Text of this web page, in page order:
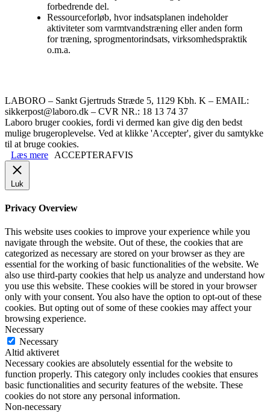
forbedrende del.
Ressourceforløb, hvor indsatsplanen indeholder
aktiviteter som varmtvandstræning eller anden form
for træning, sprogmentorindsats, virksomhedspraktik
o.m.a.
LABORO – Sankt Gjertruds Stræde 5, 1129 Kbh. K – EMAIL:
sikkerpost@laboro.dk – CVR NR.: 18 13 74 37
Laboro bruger cookies, fordi vi dermed kan give dig den bedst
mulige brugeroplevelse. Ved at klikke 'Accepter', giver du samtykke
til at bruge cookies.
Læs mere
ACCEPTERAFVIS
Luk
Privacy Overview
This website uses cookies to improve your experience while you
navigate through the website. Out of these, the cookies that are
categorized as necessary are stored on your browser as they are
essential for the working of basic functionalities of the website. We
also use third-party cookies that help us analyze and understand how
you use this website. These cookies will be stored in your browser
only with your consent. You also have the option to opt-out of these
cookies. But opting out of some of these cookies may affect your
browsing experience.
Necessary
Necessary
Altid aktiveret
Necessary cookies are absolutely essential for the website to
function properly. This category only includes cookies that ensures
basic functionalities and security features of the website. These
cookies do not store any personal information.
Non-necessary